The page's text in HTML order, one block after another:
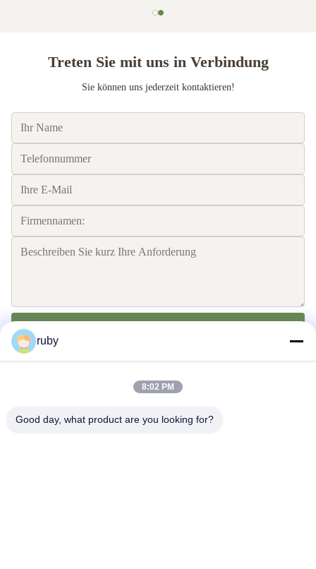
Treten Sie mit uns in Verbindung
Sie können uns jederzeit kontaktieren!
ruby
8:02 PM
Good day, what product are you looking for?